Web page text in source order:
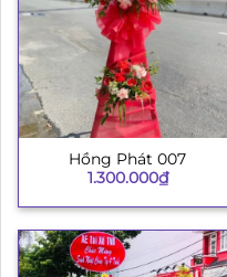
Hồng Phát 007
1.300.000₫